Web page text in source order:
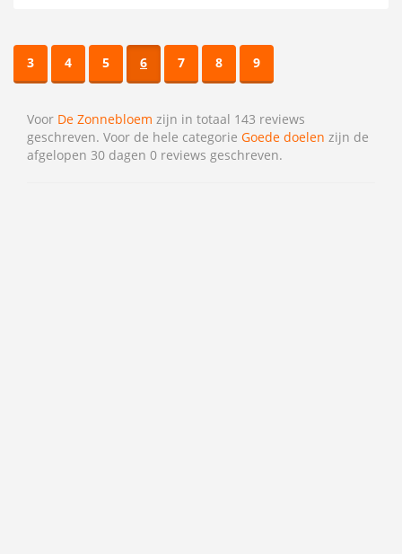
3 4 5 6 7 8 9
Voor De Zonnebloem zijn in totaal 143 reviews
geschreven. Voor de hele categorie Goede doelen zijn de
afgelopen 30 dagen 0 reviews geschreven.